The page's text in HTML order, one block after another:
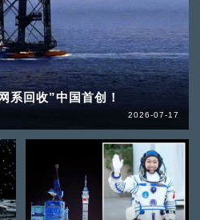
系回收”中国首创！
2026-07-17